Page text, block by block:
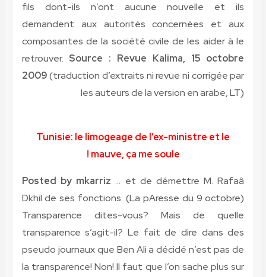
fils dont-ils n’ont aucune nouvelle et ils
demandent aux autorités concernées et aux
composantes de la société civile de les aider à le
retrouver. Source : Revue Kalima, 15 octobre
2009 (traduction d’extraits ni revue ni corrigée par
les auteurs de la version en arabe, LT)
Tunisie: le limogeage de l’ex-ministre et le
mauve, ça me soule !
Posted by mkarriz … et de démettre M. Rafaâ
Dkhil de ses fonctions. (La pAresse du 9 octobre)
Transparence dites-vous? Mais de quelle
transparence s’agit-il? Le fait de dire dans des
pseudo journaux que Ben Ali a décidé n’est pas de
la transparence! Non! Il faut que l’on sache plus sur